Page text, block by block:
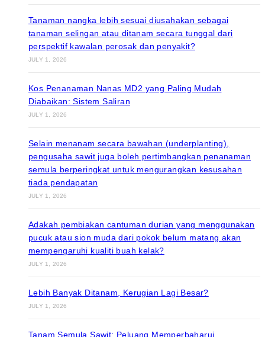
Tanaman nangka lebih sesuai diusahakan sebagai
tanaman selingan atau ditanam secara tunggal dari
perspektif kawalan perosak dan penyakit?
JULY 1, 2026
Kos Penanaman Nanas MD2 yang Paling Mudah
Diabaikan: Sistem Saliran
JULY 1, 2026
Selain menanam secara bawahan (underplanting),
pengusaha sawit juga boleh pertimbangkan penanaman
semula berperingkat untuk mengurangkan kesusahan
tiada pendapatan
JULY 1, 2026
Adakah pembiakan cantuman durian yang menggunakan
pucuk atau sion muda dari pokok belum matang akan
mempengaruhi kualiti buah kelak?
JULY 1, 2026
Lebih Banyak Ditanam, Kerugian Lagi Besar?
JULY 1, 2026
Tanam Semula Sawit: Peluang Memperbaharui